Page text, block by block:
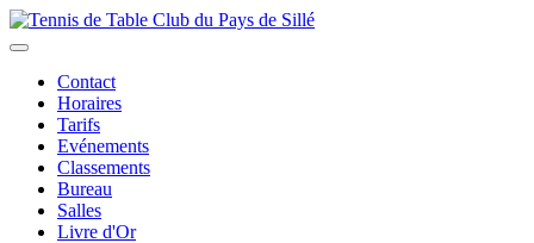
Contact
Horaires
Tarifs
Evénements
Classements
Bureau
Salles
Livre d'Or